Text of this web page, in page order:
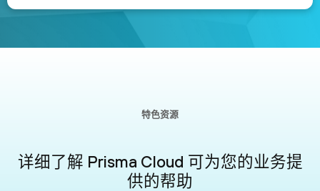
特色资源
详细了解 Prisma Cloud 可为您的业务提
供的帮助